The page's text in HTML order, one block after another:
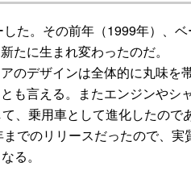
た。その前年（1999年）、
たに生まれ変わったのだ。
のデザインは全体的に丸味を
も言える。またエンジンやシ
、乗用車として進化したのであ
でのリリースだったので、
る。